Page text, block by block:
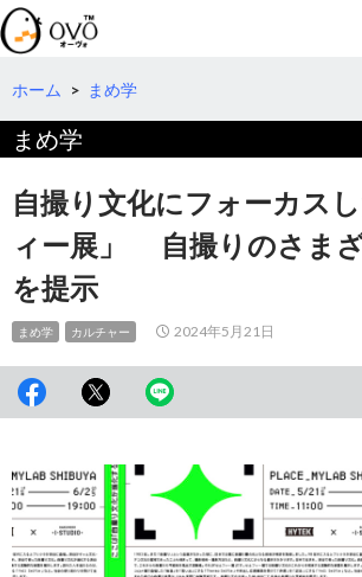
検
索
コ
テ
へ
ホーム > まめ学
まめ学
自撮り文化にフォーカス
ィー展」 自撮りのさま
を提示
まめ学 カルチャー 2024年5月21日